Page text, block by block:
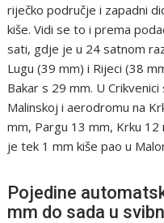
riječko područje i zapadni
kiše. Vidi se to i prema
sati, gdje je u 24 satnom
Lugu (39 mm) i Rijeci (38
Bakar s 29 mm. U
Malinskoj i aerodromu na
mm, Pargu 13 mm, Krku 12
je tek 1 mm kiše pao u
Pojedine
mm do sada u